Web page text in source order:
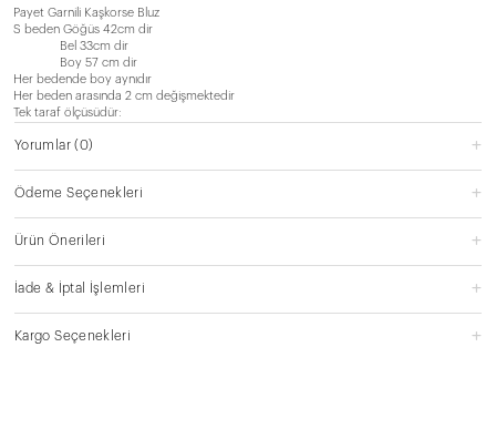
Payet Garnili Kaşkorse Bluz
S beden Göğüs 42cm dir
Bel 33cm dir
​ Boy 57 cm dir
Her bedende boy aynıdır
Her beden arasında 2 cm değişmektedir
Tek taraf ölçüsüdür:
Yorumlar(0)
Ödeme Seçenekleri
Ürün Önerileri
İade & İptal İşlemleri
Kargo Seçenekleri